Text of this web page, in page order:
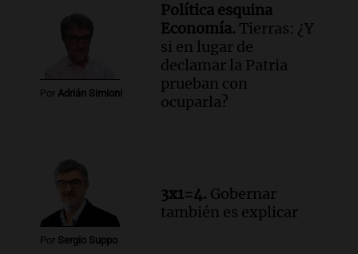
Por Adrián Simioni
Política esquina
Economía. Tierras: ¿Y
si en lugar de
declamar la Patria
prueban con
ocuparla?
Por Sergio Suppo
3x1=4. Gobernar
también es explicar